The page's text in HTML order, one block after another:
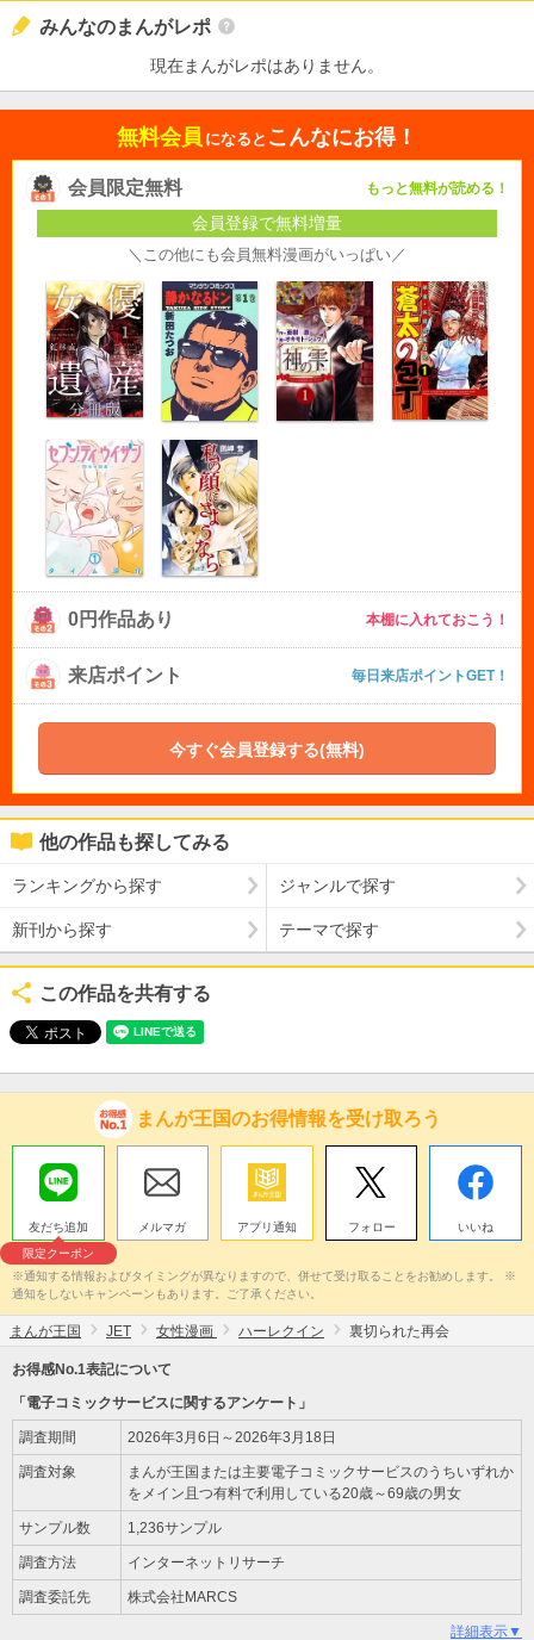
みんなのまんがレポ
現在まんがレポはありません。
無料会員 になると こんなにお得！
会員限定無料 もっと無料が読める！
会員登録で無料増量
＼この他にも会員無料漫画がいっぱい／
0円作品あり 本棚に入れておこう！
来店ポイント 毎日来店ポイントGET！
今すぐ会員登録する(無料)
他の作品も探してみる
ランキングから探す ジャンルで探す
新刊から探す テーマで探す
この作品を共有する
まんが王国のお得情報を受け取ろう
友だち追加
限定クーポン
メルマガ アプリ通知 フォロー いいね
※通知する情報およびタイミングが異なりますので、併せて受け取ることをお勧めします。 ※
通知をしないキャンペーンもあります。ご了承ください。
まんが王国 JET 女性漫画 ハーレクイン 裏切られた再会
お得感No.1表記について
「電子コミックサービスに関するアンケート」
調査期間 2026年3月6日～2026年3月18日
調査対象
まんが王国または主要電子コミックサービスのうちいずれか
をメイン且つ有料で利用している20歳～69歳の男女
サンプル数 1,236サンプル
調査方法 インターネットリサーチ
調査委託先 株式会社MARCS
詳細表示▼